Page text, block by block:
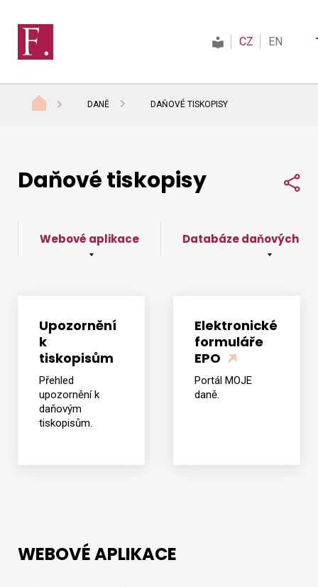
Daně
Mezinárodní spolupráce
Vyhledat na webu
CZ EN
DANĚ DAŇOVÉ TISKOPISY
Daňové tiskopisy
Webové aplikace Databáze daňových
Upozornění
k
tiskopisům
Přehled
upozornění k
daňovým
tiskopisům.
Elektronické
formuláře
EPO
Portál MOJE
daně.
WEBOVÉ APLIKACE